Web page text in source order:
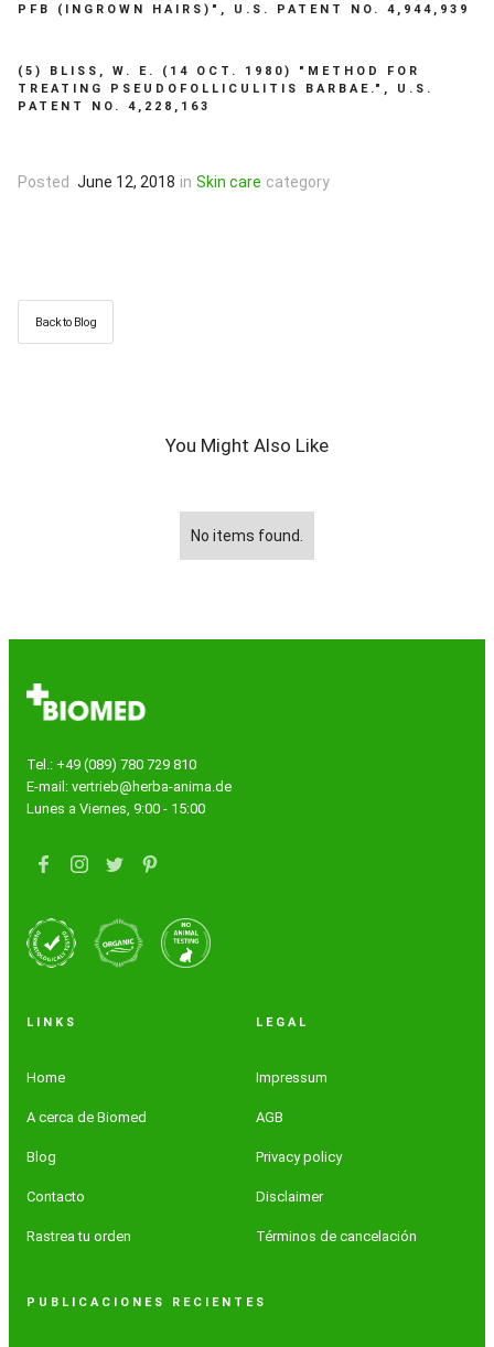
PFB (INGROWN HAIRS)", U.S. PATENT NO. 4,944,939
(5) BLISS, W. E. (14 OCT. 1980) "METHOD FOR
TREATING PSEUDOFOLLICULITIS BARBAE.", U.S.
PATENT NO. 4,228,163
Posted June 12, 2018 in Skin care category
Back to Blog
You Might Also Like
No items found.
Tel.: +49 (089) 780 729 810
E-mail: vertrieb@herba-anima.de
Lunes a Viernes, 9:00 - 15:00
LINKS
Home
A cerca de Biomed
Blog
Contacto
Rastrea tu orden
LEGAL
Impressum
AGB
Privacy policy
Disclaimer
Términos de cancelación
PUBLICACIONES RECIENTES